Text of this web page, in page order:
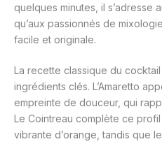
quelques minutes, il s’adresse
qu’aux passionnés de
facile et originale.
La recette classique du
ingrédients clés. L’Amaretto
empreinte de douceur, qui
Le Cointreau complète ce
vibrante d’orange, tandis que